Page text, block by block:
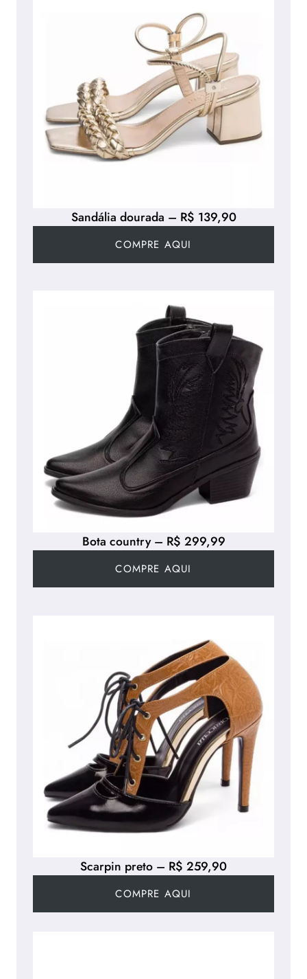
Scarpin preto – R$ 259,90
COMPRE AQUI
Sandália dourada – R$ 139,90
COMPRE AQUI
Bota country – R$ 299,99
COMPRE AQUI